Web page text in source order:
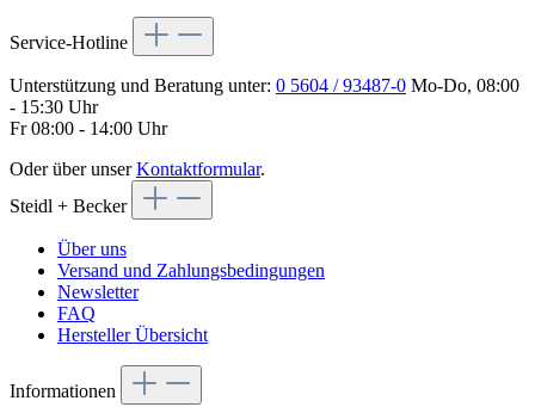
Service-Hotline
Unterstützung und Beratung unter: 0 5604 / 93487-0 Mo-Do, 08:00
- 15:30 Uhr
Fr 08:00 - 14:00 Uhr
Oder über unserKontaktformular.
Steidl + Becker
Über uns
Versand und Zahlungsbedingungen
Newsletter
FAQ
Hersteller Übersicht
Informationen